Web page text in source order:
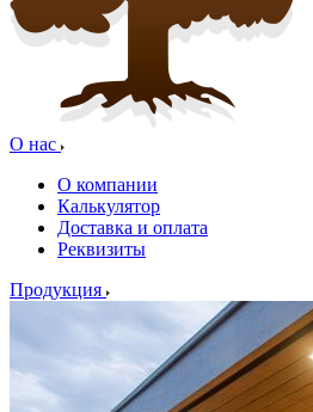
О нас
О компании
Калькулятор
Доставка и оплата
Реквизиты
Продукция